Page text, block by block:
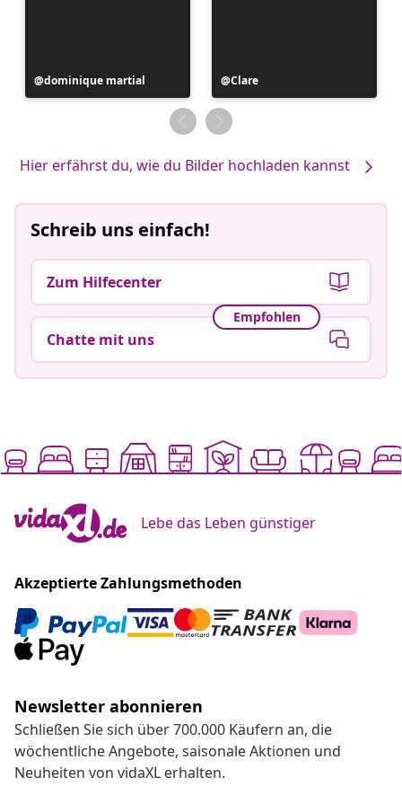
Beitrag
veröffentlicht
dominique martial
Beitrag
veröffentlicht
von
Clare
Hier erfährst du, wie du Bilder hochladen kannst
Schreib uns einfach!
Zum Hilfecenter
Empfohlen
Chatte mit uns
Lebe das Leben günstiger
Akzeptierte Zahlungsmethoden
Newsletter abonnieren
Schließen Sie sich über 700.000 Käufern an, die
wöchentliche Angebote, saisonale Aktionen und
Neuheiten von vidaXL erhalten.